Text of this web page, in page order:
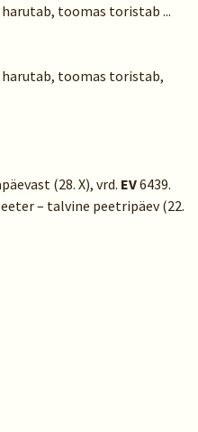
toomas toristab ...
toomas toristab,
(28. X), vrd. EV6439.
– talvine peetripäev (22.